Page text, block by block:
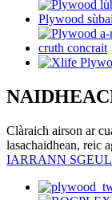
Clàraich airson ar
lasachaidhean, reic
IARRANN